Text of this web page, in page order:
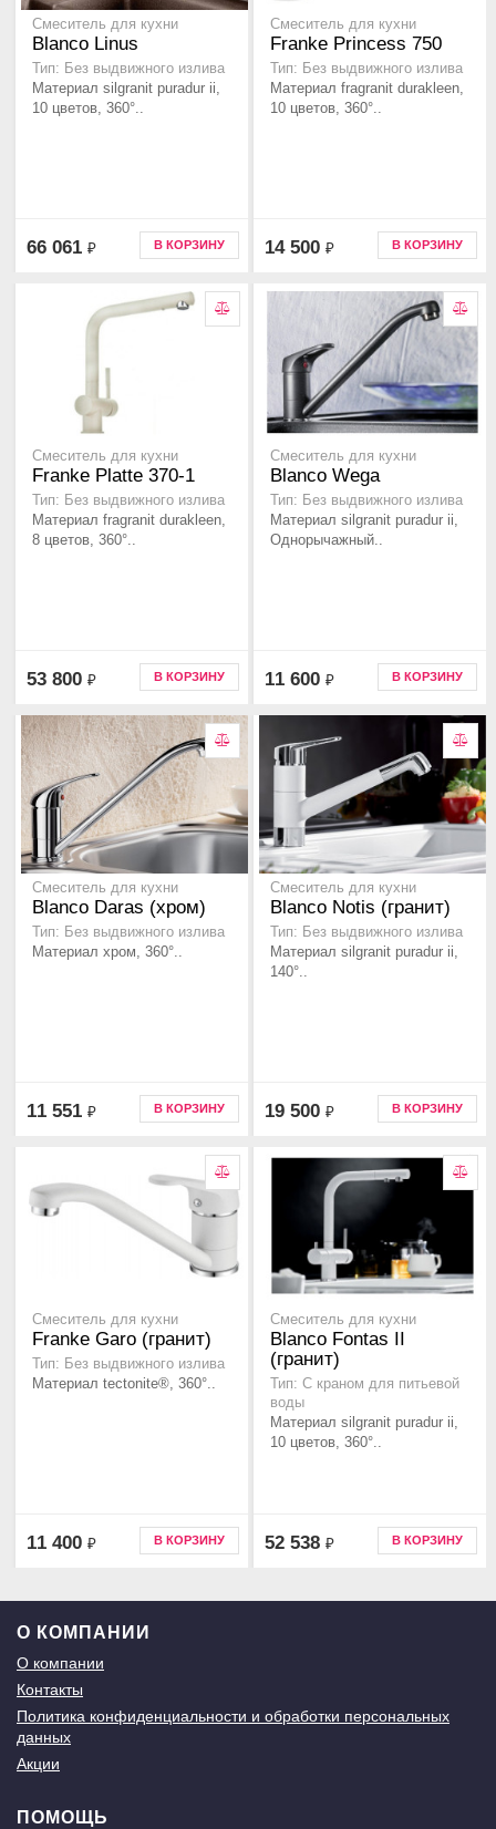
Смеситель для кухни
Blanco Linus
Тип: Без выдвижного излива
Материал silgranit puradur ii,
10 цветов, 360°..
66 061 ₽ В КОРЗИНУ
Смеситель для кухни
Franke Princess 750
Тип: Без выдвижного излива
Материал fragranit durakleen,
10 цветов, 360°..
14 500 ₽ В КОРЗИНУ
Смеситель для кухни
Franke Platte 370-1
Тип: Без выдвижного излива
Материал fragranit durakleen,
8 цветов, 360°..
53 800 ₽ В КОРЗИНУ
Смеситель для кухни
Blanco Wega
Тип: Без выдвижного излива
Материал silgranit puradur ii,
Однорычажный..
11 600 ₽ В КОРЗИНУ
Смеситель для кухни
Blanco Daras (хром)
Тип: Без выдвижного излива
Материал хром, 360°..
11 551 ₽ В КОРЗИНУ
Смеситель для кухни
Blanco Notis (гранит)
Тип: Без выдвижного излива
Материал silgranit puradur ii,
140°..
19 500 ₽ В КОРЗИНУ
Смеситель для кухни
Franke Garo (гранит)
Тип: Без выдвижного излива
Материал tectonite®, 360°..
11 400 ₽ В КОРЗИНУ
Смеситель для кухни
Blanco Fontas II
(гранит)
Тип: С краном для питьевой
воды
Материал silgranit puradur ii,
10 цветов, 360°..
52 538 ₽ В КОРЗИНУ
О КОМПАНИИ
О компании
Контакты
Политика конфиденциальности и обработки персональных
данных
Акции
ПОМОЩЬ